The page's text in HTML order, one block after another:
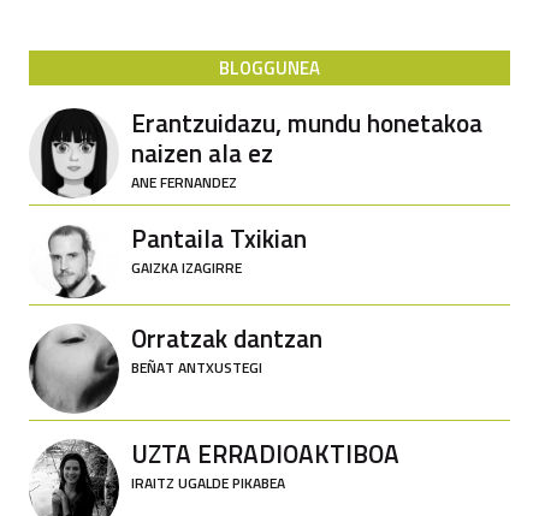
BLOGGUNEA
Erantzuidazu, mundu honetakoa
naizen ala ez
ANE FERNANDEZ
Pantaila Txikian
GAIZKA IZAGIRRE
Orratzak dantzan
BEÑAT ANTXUSTEGI
UZTA ERRADIOAKTIBOA
IRAITZ UGALDE PIKABEA